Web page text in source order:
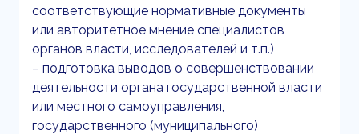
соответствующие нормативные документы
или авторитетное мнение специалистов
органов власти, исследователей и т.п.)
– подготовка выводов о совершенствовании
деятельности органа государственной власти
или местного самоуправления,
государственного (муниципального)